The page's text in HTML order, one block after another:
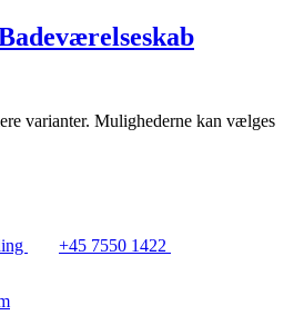
varianter. Mulighederne kan vælges
+45 7550 1422